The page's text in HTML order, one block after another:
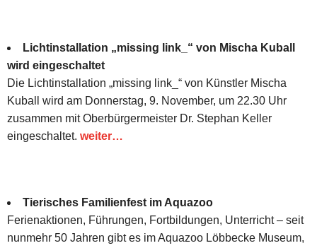
Lichtinstallation „missing link_“ von Mischa Kuball
wird eingeschaltet
Die Lichtinstallation „missing link_“ von Künstler Mischa
Kuball wird am Donnerstag, 9. November, um 22.30 Uhr
zusammen mit Oberbürgermeister Dr. Stephan Keller
eingeschaltet. weiter…
Tierisches Familienfest im Aquazoo
Ferienaktionen, Führungen, Fortbildungen, Unterricht – seit
nunmehr 50 Jahren gibt es im Aquazoo Löbbecke Museum,